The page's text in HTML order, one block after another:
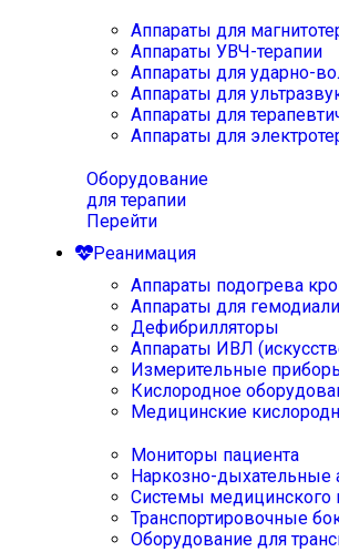
Аппараты для
Аппараты УВЧ-терапии
Аппараты для ударно-
Аппараты для
Аппараты для
Аппараты для
Оборудование
для терапии
Перейти
Реанимация
Аппараты подогрева
Аппараты для
Дефибрилляторы
Аппараты ИВЛ
Измерительные
Кислородное
Медицинские
Мониторы пациента
Наркозно-дыхательные
Системы медицинского
Транспортировочные
Оборудование для